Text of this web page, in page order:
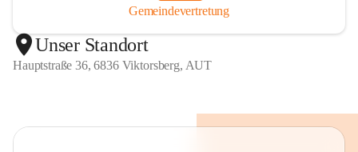
Gemeindevertretung
Unser Standort
Hauptstraße 36, 6836 Viktorsberg, AUT